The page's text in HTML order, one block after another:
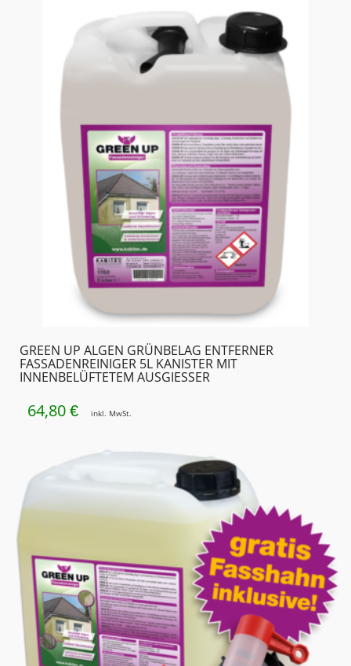
GREEN UP ALGEN GRÜNBELAG ENTFERNER
FASSADENREINIGER 5L KANISTER MIT
INNENBELÜFTETEM AUSGIESSER
64,80 € inkl. MwSt.